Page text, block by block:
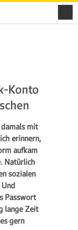
Konto
mit
erinnern,
aufkam
Natürlich
sozialen
Passwort
lange Zeit
gern